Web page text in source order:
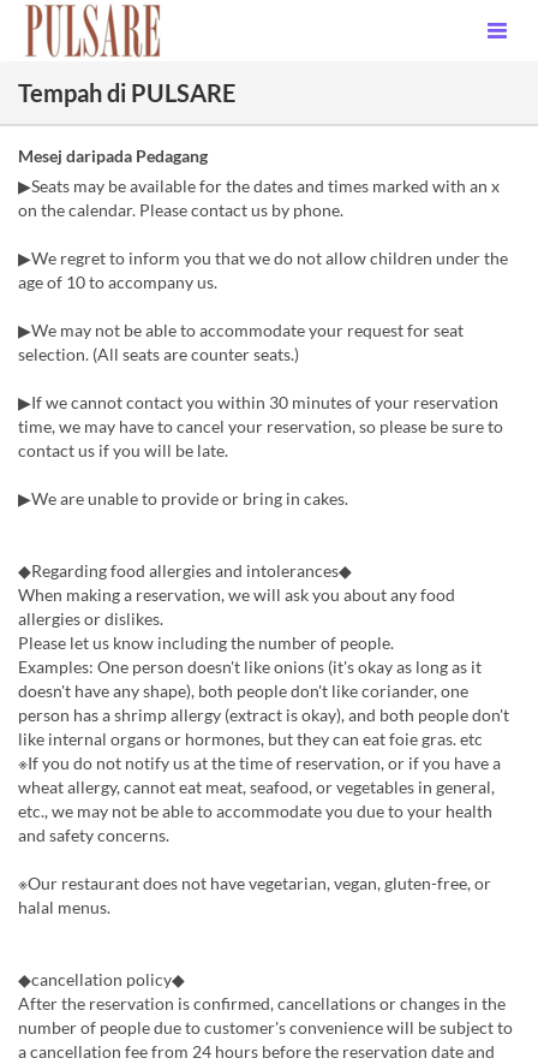
Tempah di PULSARE
Mesej daripada Pedagang
▶Seats may be available for the dates and times marked with an x ​​
on the calendar. Please contact us by phone.
▶We regret to inform you that we do not allow children under the
age of 10 to accompany us.
▶We may not be able to accommodate your request for seat
selection. (All seats are counter seats.)
▶If we cannot contact you within 30 minutes of your reservation
time, we may have to cancel your reservation, so please be sure to
contact us if you will be late.
▶We are unable to provide or bring in cakes.
◆Regarding food allergies and intolerances◆
When making a reservation, we will ask you about any food
allergies or dislikes.
Please let us know including the number of people.
Examples: One person doesn't like onions (it's okay as long as it
doesn't have any shape), both people don't like coriander, one
person has a shrimp allergy (extract is okay), and both people don't
like internal organs or hormones, but they can eat foie gras. etc
※If you do not notify us at the time of reservation, or if you have a
wheat allergy, cannot eat meat, seafood, or vegetables in general,
etc., we may not be able to accommodate you due to your health
and safety concerns.
※Our restaurant does not have vegetarian, vegan, gluten-free, or
halal menus.
◆cancellation policy◆
After the reservation is confirmed, cancellations or changes in the
number of people due to customer's convenience will be subject to
a cancellation fee from 24 hours before the reservation date and